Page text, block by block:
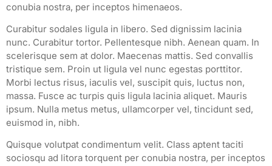
conubia nostra, per inceptos himenaeos.
Curabitur sodales ligula in libero. Sed dignissim lacinia
nunc. Curabitur tortor. Pellentesque nibh. Aenean quam. In
scelerisque sem at dolor. Maecenas mattis. Sed convallis
tristique sem. Proin ut ligula vel nunc egestas porttitor.
Morbi lectus risus, iaculis vel, suscipit quis, luctus non,
massa. Fusce ac turpis quis ligula lacinia aliquet. Mauris
ipsum. Nulla metus metus, ullamcorper vel, tincidunt sed,
euismod in, nibh.
Quisque volutpat condimentum velit. Class aptent taciti
sociosqu ad litora torquent per conubia nostra, per inceptos